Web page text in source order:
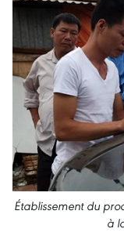
Établissement du
à